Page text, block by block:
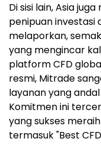
Di sisi lain, Asia
penipuan investasi
melaporkan,
yang mengincar
platform CFD
resmi, Mitrade
layanan yang
Komitmen ini
yang sukses
termasuk "Best